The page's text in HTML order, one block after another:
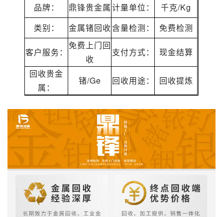
品牌： 鼎锋贵金属计量单位：
千克/Kg
类别：
金属锗回收含量检测： 免费检测
客户服务：
免费上门回
收
支付方式：
现金结算
回收贵金
属：
锗/Ge 回收用途： 回收提炼